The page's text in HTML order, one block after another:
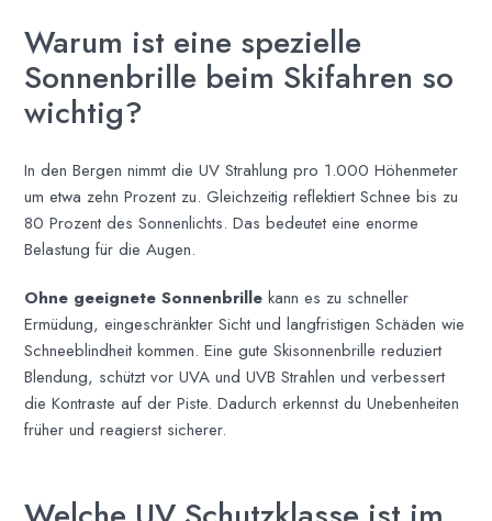
Warum ist eine spezielle
Sonnenbrille beim Skifahren so
wichtig?
In den Bergen nimmt die UV Strahlung pro 1.000 Höhenmeter
um etwa zehn Prozent zu. Gleichzeitig reflektiert Schnee bis zu
80 Prozent des Sonnenlichts. Das bedeutet eine enorme
Belastung für die Augen.
Ohne geeignete Sonnenbrille kann es zu schneller
Ermüdung, eingeschränkter Sicht und langfristigen Schäden wie
Schneeblindheit kommen. Eine gute Skisonnenbrille reduziert
Blendung, schützt vor UVA und UVB Strahlen und verbessert
die Kontraste auf der Piste. Dadurch erkennst du Unebenheiten
früher und reagierst sicherer.